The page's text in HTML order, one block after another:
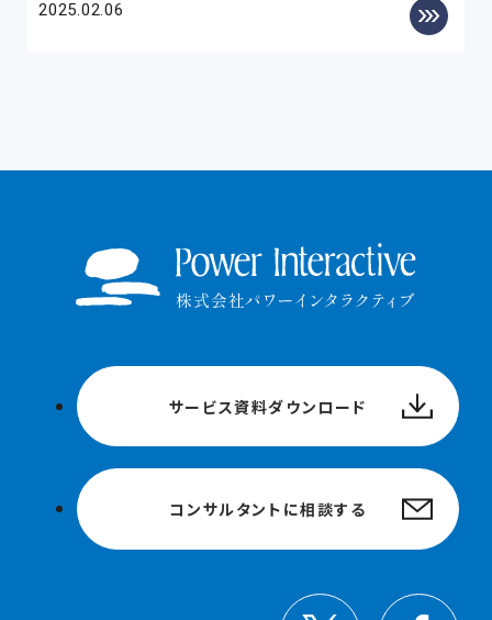
2025.02.06
サービス資料ダウンロード
コンサルタントに相談する